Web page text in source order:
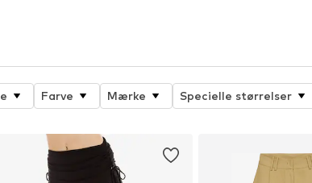
Farve Mærke Specielle størrelser